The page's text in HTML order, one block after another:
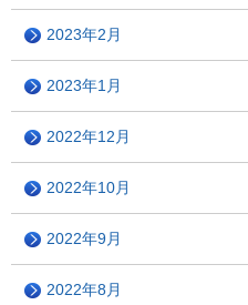
2023年2月
2023年1月
2022年12月
2022年10月
2022年9月
2022年8月